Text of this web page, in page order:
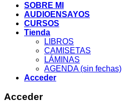
SOBRE MI
AUDIOENSAYOS
CURSOS
Tienda
LIBROS
CAMISETAS
LÁMINAS
AGENDA (sin fechas)
Acceder
Acceder